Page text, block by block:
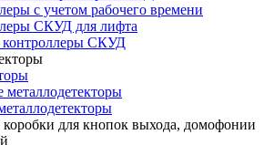
с учетом рабочего времени
СКУД для лифта
контроллеры СКУД